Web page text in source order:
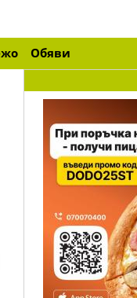
Обяви